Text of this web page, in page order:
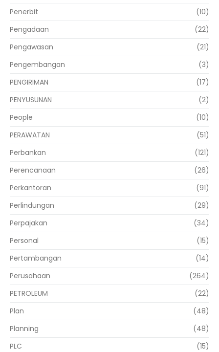
Penerbit
(10)
Pengadaan
(22)
Pengawasan
(21)
Pengembangan
(3)
PENGIRIMAN
(17)
PENYUSUNAN
(2)
People
(10)
PERAWATAN
(51)
Perbankan
(121)
Perencanaan
(26)
Perkantoran
(91)
Perlindungan
(29)
Perpajakan
(34)
Personal
(15)
Pertambangan
(14)
Perusahaan
(264)
PETROLEUM
(22)
Plan
(48)
Planning
(48)
PLC
(15)